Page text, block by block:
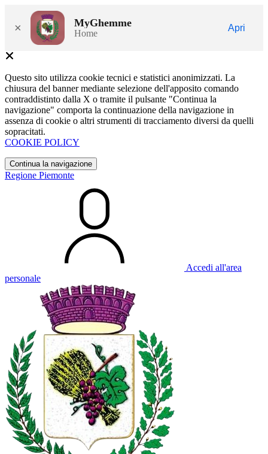
× MyGhemme
Home
Apri
Questo sito utilizza cookie tecnici e statistici anonimizzati. La
chiusura del banner mediante selezione dell'apposito comando
contraddistinto dalla X o tramite il pulsante "Continua la
navigazione" comporta la continuazione della navigazione in
assenza di cookie o altri strumenti di tracciamento diversi da quelli
sopracitati.
COOKIE POLICY
Continua la navigazione
Regione Piemonte
Accedi all'area
personale